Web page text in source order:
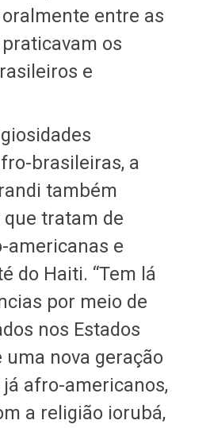
entre as
os
e
brasileiras, a
também
tratam de
americanas e
do Haiti. “Tem lá
por meio de
nos Estados
uma nova geração
afro-americanos,
a religião iorubá,